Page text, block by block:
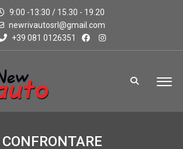
9:00 -13:30 / 15.30 - 19.20
newrivautosrl@gmail.com
+39 081 0126351
CONFRONTARE